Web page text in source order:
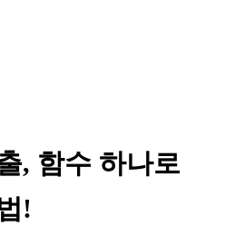
, 함수 하나로
!